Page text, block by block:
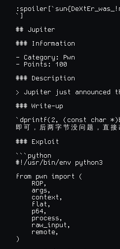
`]
## Jupiter
### Information
- Category: Pwn
- Points: 100
### Description
> Jupiter just announced
### Write-up
`dprintf(2, (const char
即 可 ， 后 两 字 节 没 问 题 ， 直 接
### Exploit
```python
#!/usr/bin/env python3
from pwn import (
    ROP,
    args,
    context,
    flat,
    p64,
    process,
    raw_input,
    remote,
)